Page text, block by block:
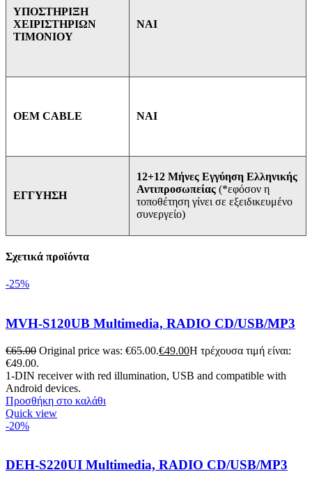
ΥΠΟΣΤΗΡΙΞΗ
ΧΕΙΡΙΣΤΗΡΙΩΝ
ΤΙΜΟΝΙΟΥ
ΝΑΙ
OEM CABLE ΝΑΙ
ΕΓΓΥΗΣΗ
12+12 Μήνες Εγγύηση Ελληνικής
Αντιπροσωπείας (*εφόσον η
τοποθέτηση γίνει σε εξειδικευμένο
συνεργείο)
Σχετικά προϊόντα
-25%
MVH-S120UB Multimedia, RADIO CD/USB/MP3
€65.00 Original price was: €65.00.€49.00Η τρέχουσα τιμή είναι:
€49.00.
1-DIN receiver with red illumination, USB and compatible with
Android devices.
Προσθήκη στο καλάθι
Quick view
-20%
DEH-S220UI Multimedia, RADIO CD/USB/MP3